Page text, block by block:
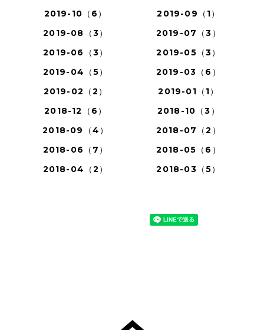
2019-10（6）
2019-09（1）
2019-08（3）
2019-07（3）
2019-06（3）
2019-05（3）
2019-04（5）
2019-03（6）
2019-02（2）
2019-01（1）
2018-12（6）
2018-10（3）
2018-09（4）
2018-07（2）
2018-06（7）
2018-05（6）
2018-04（2）
2018-03（5）